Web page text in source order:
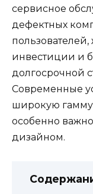
сервисное
дефектных
инвестиции и
долгосрочной
Современные
широкую гамму
особенно
дизайном.